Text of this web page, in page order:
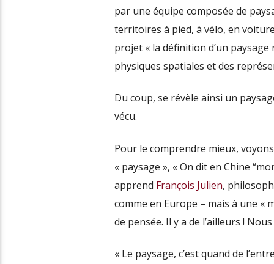
par une équipe composée de
territoires à pied, à vélo, en
projet « la définition d’un
physiques spatiales et des
Du coup, se révèle ainsi un
vécu.
Pour le comprendre mieux,
« paysage », « On dit en Chine
apprend François Julien,
comme en Europe – mais à une «
de pensée. Il y a de l’ailleurs !
« Le paysage, c’est quand de